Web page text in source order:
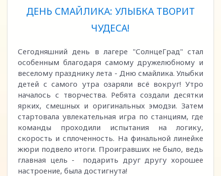
ДЕНЬ СМАЙЛИКА: УЛЫБКА ТВОРИТ
ЧУДЕСА!
Сегодняшний день в лагере "СолнцеГрад" стал
особенным благодаря самому дружелюбному и
веселому празднику лета - Дню смайлика. Улыбки
детей с самого утра озаряли всё вокруг! Утро
началось с творчества. Ребята создали десятки
ярких, смешных и оригинальных эмодзи. Затем
стартовала увлекательная игра по станциям, где
команды проходили испытания на логику,
скорость и сплоченность. На финальной линейке
жюри подвело итоги. Проигравших не было, ведь
главная цель - подарить друг другу хорошее
настроение, была достигнута!